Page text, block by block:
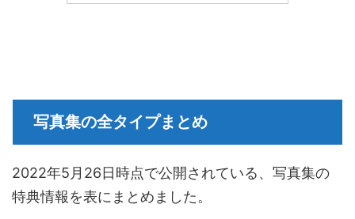
写真集の全タイプまとめ
2022年5月26日時点で公開されている、写真集の
特典情報を表にまとめました。